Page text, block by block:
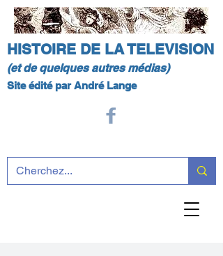
HISTOIRE DE LA TELEVISION
(et de quelques autres médias)
Site édité par André Lange